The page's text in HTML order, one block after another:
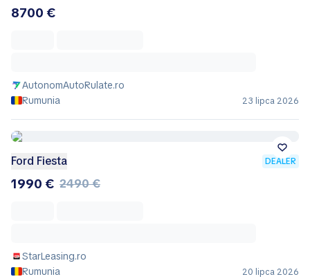
8700 €
AutonomAutoRulate.ro
Rumunia
23 lipca 2026
Ford Fiesta DEALER
1990 € 2490 €
StarLeasing.ro
Rumunia
20 lipca 2026